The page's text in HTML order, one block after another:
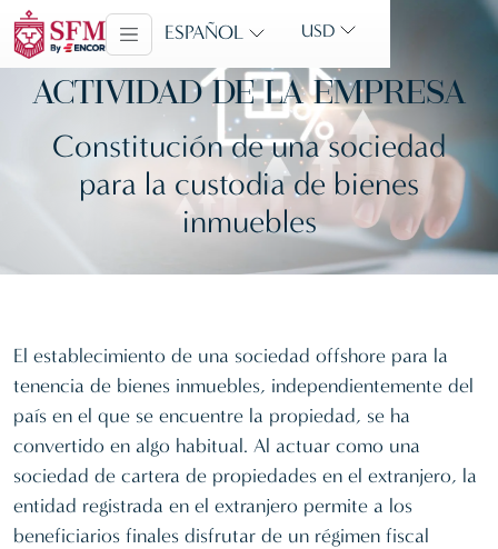
ESPAÑOL USD
ACTIVIDAD DE LA EMPRESA
Constitución de una sociedad
para la custodia de bienes
inmuebles
El establecimiento de una sociedad offshore para la
tenencia de bienes inmuebles, independientemente del
país en el que se encuentre la propiedad, se ha
convertido en algo habitual. Al actuar como una
sociedad de cartera de propiedades en el extranjero, la
entidad registrada en el extranjero permite a los
beneficiarios finales disfrutar de un régimen fiscal